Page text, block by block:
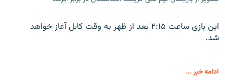
این بازی ساعت ۲:۱۵ بعد از ظهر به وقت کابل آغاز خواهد
شد.
ادامه خبر ...